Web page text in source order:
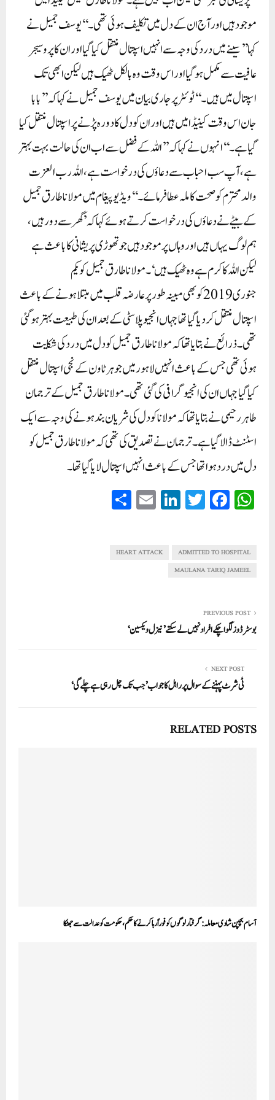
موجود ہیں اور آج ان کے دل میں تکلیف ہوئی تھی۔‘‘ یوسف جمیل نے
کہا ’’سینے میں درد کی وجہ سے انہیں اسپتال منتقل کیا گیا اور ان کا پروسیجر
عافیت سے مکمل ہو گیا اور اس وقت وہ بالکل ٹھیک ہیں لیکن ابھی تک
اسپتال میں ہیں۔‘‘ ٹوئٹر پر جاری بیان میں یوسف جمیل نے کہا کہ ’’بابا
جان اس وقت کینیڈا میں ہیں اور ان کو دل کا دورہ پڑنے پر اسپتال منتقل کیا
گیا ہے۔‘‘ انہوں نے کہا کہ ’’اللہ کے فضل سے اب ان کی حالت بہت بہتر
ہے، آپ سب احباب سے دعاؤں کی درخواست ہے، اللہ رب العزت
والد محترم کو صحت کاملہ عطا فرمائے۔‘‘ ویڈیو پیغام میں مولانا طارق جمیل
کے بیٹے نے دعاؤں کی درخواست کرتے ہوئے کہا کہ ’گھر سے دور ہیں،
ہم لوگ یہاں ہیں اور وہاں پر موجود ہیں جو تھوڑی پریشانی کا باعث ہے
لیکن اللہ کا کرم ہے وہ ٹھیک ہیں‘۔مولانا طارق جمیل کو یکم
جنوری 2019 کو بھی مبینہ طور پر عارضہ قلب میں مبتلا ہونے کے باعث
اسپتال منتقل کردیا گیا تھا جہاں انجیوپلاسٹی کے بعد ان کی طبیعت بہتر ہوگئی
تھی۔ ذرائع نے بتایا تھا کہ مولانا طارق جمیل کو دل میں درد کی شکایت
ہوئی تھی جس کے باعث انہیں لاہور میں جوہر ٹاون کے نجی اسپتال منتقل
کیا گیا جہاں ان کی انجیوگرافی کی گئی تھی۔ مولانا طارق جمیل کے ترجمان
طاہر رحیمی نے بتایا تھا کہ مولانا کو دل کی شریان بند ہونے کی وجہ سے ایک
اسٹنٹ ڈالا گیا ہے۔ ترجمان نے تصدیق کی تھی کہ مولانا طارق جمیل کو
دل میں درد ہوا تھا جس کے باعث انہیں اسپتال لایا گیا تھا۔
W
ha
A
pp
Fa
ce
ok
T
wi
r
Li
nk
In
E
m
ADMITTED TO HOSPITAL
HEART ATTACK
MAULANA TARIQ JAMEEL
PREVIOUS POST
بوسٹر ڈوز لگوا چکے افراد نہیں لے سکتے ’نیزل ویکسین‘
NEXT POST
ٹی شرٹ پہننے کے سوال پر راہل کا جواب ’جب تک چل رہی ہے چلے گی‘
RELATED POSTS
آسام بچپن شادی معاملہ: گرفتارلوگوں کو فوراً رہا کرنے کا حکم، حکومت کو عدالت سے جھٹکا